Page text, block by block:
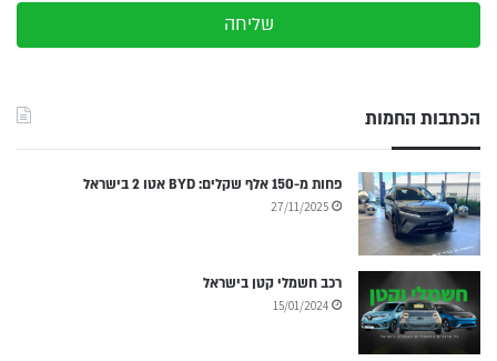
שליחה
הכתבות החמות
פחות מ-150 אלף שקלים: BYD אטו 2 בישראל
27/11/2025
רכב חשמלי קטן בישראל
15/01/2024